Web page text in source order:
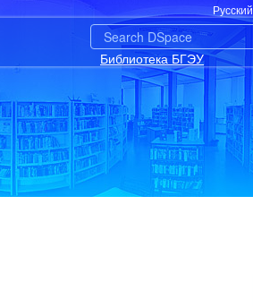
Русский
Библиотека БГЭУ